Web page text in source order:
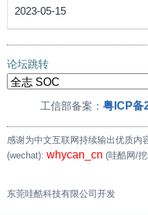
2023-05-15
论坛跳转
工信部备案： 粤ICP备
感谢为中文互联网持续输出优质内
(wechat): whycan_cn (哇酷网/
东莞哇酷科技有限公司开发